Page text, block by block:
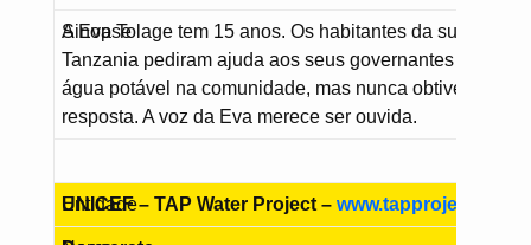
Sinopse
A Eva Tolage tem 15 anos. Os habitantes da sua aldeia
Tanzania pediram ajuda aos seus governantes para
água potável na comunidade, mas nunca obtiveram
resposta. A voz da Eva merece ser ouvida.
Entidade
UNICEF – TAP Water Project –www.tapproject.org